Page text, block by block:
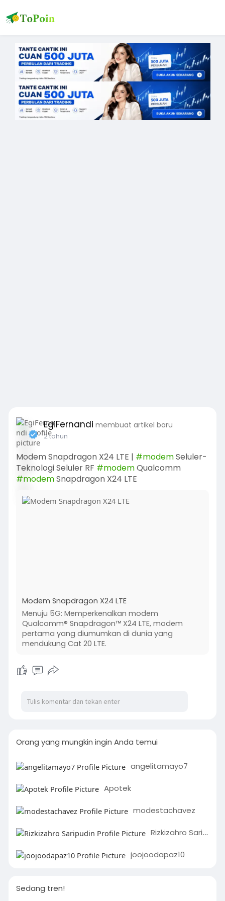
EgiFernandi membuat artikel baru
2 tahun
Modem Snapdragon X24 LTE | #modemSeluler-
Teknologi Seluler RF #modemQualcomm
#modemSnapdragon X24 LTE
Modem Snapdragon X24 LTE
Menuju 5G: Memperkenalkan modem
Qualcomm® Snapdragon™ X24 LTE, modem
pertama yang diumumkan di dunia yang
mendukung Cat 20 LTE.
Orang yang mungkin ingin Anda temui
angelitamayo7
Apotek
modestachavez
Rizkizahro Saripudin
joojoodapaz10
Sedang tren!